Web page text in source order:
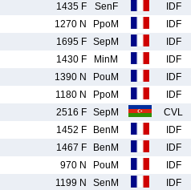
1435 F SenF IDF
1270 N PpoM IDF
1695 F SepM IDF
1430 F MinM IDF
1390 N PouM IDF
1180 N PpoM IDF
2516 F SepM CVL
1452 F BenM IDF
1467 F BenM IDF
970 N PouM IDF
1199 N SenM IDF